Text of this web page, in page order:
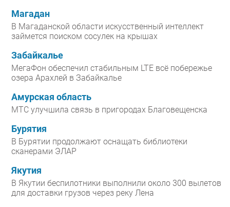
Магадан
В Магаданской области искусственный интеллект
займется поиском сосулек на крышах
Забайкалье
МегаФон обеспечил стабильным LTE всё побережье
озера Арахлей в Забайкалье
Амурская область
МТС улучшила связь в пригородах Благовещенска
Бурятия
В Бурятии продолжают оснащать библиотеки
сканерами ЭЛАР
Якутия
В Якутии беспилотники выполнили около 300 вылетов
для доставки грузов через реку Лена